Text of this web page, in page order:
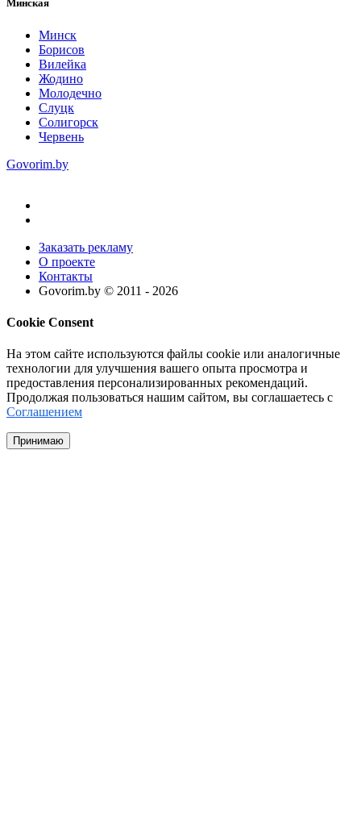
Минская
Минск
Борисов
Вилейка
Жодино
Молодечно
Слуцк
Солигорск
Червень
Govorim.by
Заказать рекламу
О проекте
Контакты
Govorim.by © 2011 - 2026
Cookie Consent
На этом сайте используются файлы cookie или аналогичные
технологии для улучшения вашего опыта просмотра и
предоставления персонализированных рекомендаций.
Продолжая пользоваться нашим сайтом, вы соглашаетесь с
Соглашением
Принимаю